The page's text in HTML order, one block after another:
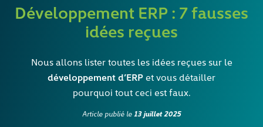
Développement ERP : 7 fausses
idées reçues
Nous allons lister toutes les idées reçues sur le
développement d’ERP et vous détailler
pourquoi tout ceci est faux.
Article publié le 13 juillet 2025